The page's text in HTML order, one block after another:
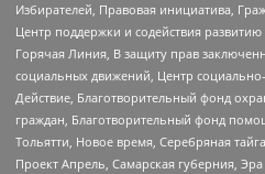
Избирателей, Правовая инициатива,
Центр поддержки и содействия
Горячая Линия, В защиту прав
социальных движений, Центр
Действие, Благотворительный фонд
граждан, Благотворительный фонд
Тольятти, Новое время, Серебряная
Проект Апрель, Самарская губерния,